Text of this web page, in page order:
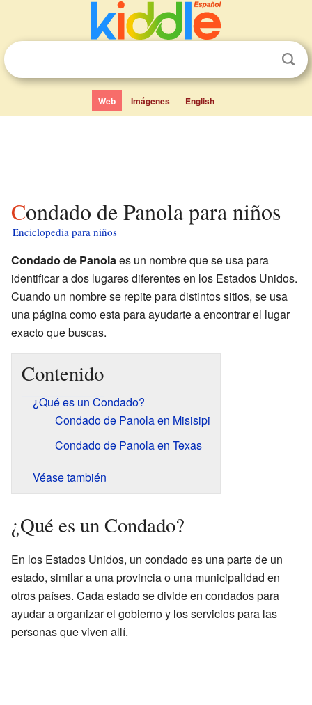
Web Imágenes English
Condado de Panola para niños
Enciclopedia para niños
Condado de Panolaes un nombre que se usa para
identificar a dos lugares diferentes en los Estados Unidos.
Cuando un nombre se repite para distintos sitios, se usa
una página como esta para ayudarte a encontrar el lugar
exacto que buscas.
Contenido
¿Qué es un Condado?
Condado de Panola en Misisipi
Condado de Panola en Texas
Véase también
¿Qué es un Condado?
En los Estados Unidos, un condado es una parte de un
estado, similar a una provincia o una municipalidad en
otros países. Cada estado se divide en condados para
ayudar a organizar el gobierno y los servicios para las
personas que viven allí.